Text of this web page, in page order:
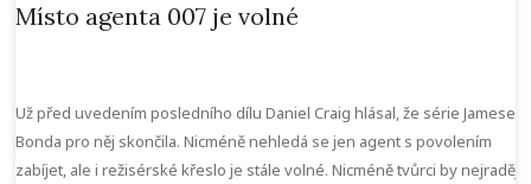
Místo agenta 007 je volné
Už před uvedením posledního dílu Daniel Craig hlásal, že série Jamese
Bonda pro něj skončila. Nicméně nehledá se jen agent s povolením
zabíjet, ale i režisérské křeslo je stále volné. Nicméně tvůrci by nejraději i